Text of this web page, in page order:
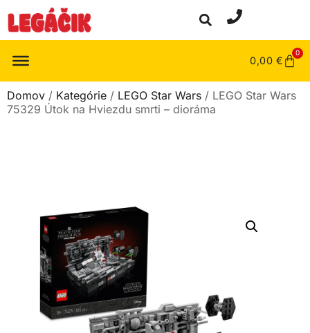
0,00 €
0
Domov / Kategórie / LEGO Star Wars / LEGO Star Wars
75329 Útok na Hviezdu smrti – dioráma